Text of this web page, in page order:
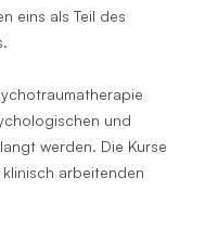
eins als Teil des
und
werden. Die Kurse
arbeitenden